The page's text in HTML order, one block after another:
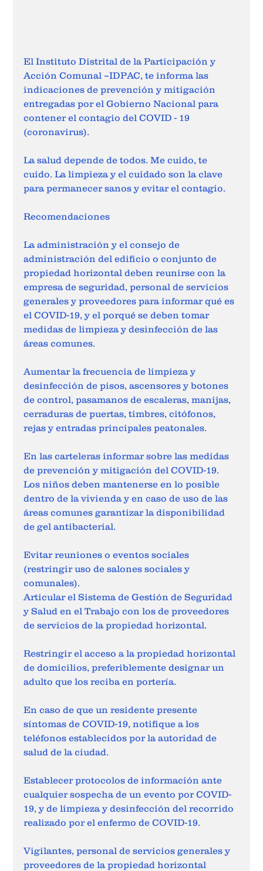
El Instituto Distrital de la Participación y
Acción Comunal –IDPAC, te informa las
indicaciones de prevención y mitigación
entregadas por el Gobierno Nacional para
contener el contagio del COVID - 19
(coronavirus).
La salud depende de todos. Me cuido, te
cuido. La limpieza y el cuidado son la clave
para permanecer sanos y evitar el contagio.
Recomendaciones
La administración y el consejo de
administración del edificio o conjunto de
propiedad horizontal deben reunirse con la
empresa de seguridad, personal de servicios
generales y proveedores para informar qué es
el COVID-19, y el porqué se deben tomar
medidas de limpieza y desinfección de las
áreas comunes.
Aumentar la frecuencia de limpieza y
desinfección de pisos, ascensores y botones
de control, pasamanos de escaleras, manijas,
cerraduras de puertas, timbres, citófonos,
rejas y entradas principales peatonales.
En las carteleras informar sobre las medidas
de prevención y mitigación del COVID-19.
Los niños deben mantenerse en lo posible
dentro de la vivienda y en caso de uso de las
áreas comunes garantizar la disponibilidad
de gel antibacterial.
Evitar reuniones o eventos sociales
(restringir uso de salones sociales y
comunales).
Articular el Sistema de Gestión de Seguridad
y Salud en el Trabajo con los de proveedores
de servicios de la propiedad horizontal.
Restringir el acceso a la propiedad horizontal
de domicilios, preferiblemente designar un
adulto que los reciba en portería.
En caso de que un residente presente
síntomas de COVID-19, notifique a los
teléfonos establecidos por la autoridad de
salud de la ciudad.
Establecer protocolos de información ante
cualquier sospecha de un evento por COVID-
19, y de limpieza y desinfección del recorrido
realizado por el enfermo de COVID-19.
Vigilantes, personal de servicios generales y
proveedores de la propiedad horizontal